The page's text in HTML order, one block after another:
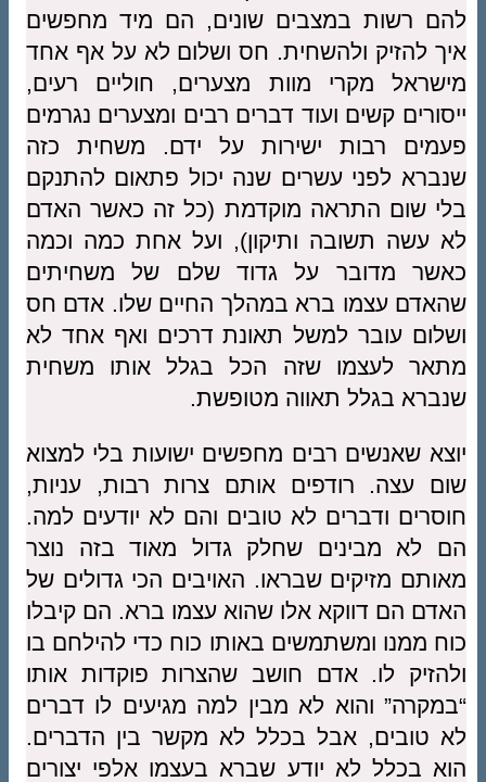
להם רשות במצבים שונים, הם מיד מחפשים
איך להזיק ולהשחית. חס ושלום לא על אף אחד
מישראל מקרי מוות מצערים, חוליים רעים,
ייסורים קשים ועוד דברים רבים ומצערים נגרמים
פעמים רבות ישירות על ידם. משחית כזה
שנברא לפני עשרים שנה יכול פתאום להתנקם
בלי שום התראה מוקדמת (כל זה כאשר האדם
לא עשה תשובה ותיקון), ועל אחת כמה וכמה
כאשר מדובר על גדוד שלם של משחיתים
שהאדם עצמו ברא במהלך החיים שלו. אדם חס
ושלום עובר למשל תאונת דרכים ואף אחד לא
מתאר לעצמו שזה הכל בגלל אותו משחית
שנברא בגלל תאווה מטופשת.
יוצא שאנשים רבים מחפשים ישועות בלי למצוא
שום עצה. רודפים אותם צרות רבות, עניות,
חוסרים ודברים לא טובים והם לא יודעים למה.
הם לא מבינים שחלק גדול מאוד בזה נוצר
מאותם מזיקים שבראו. האויבים הכי גדולים של
האדם הם דווקא אלו שהוא עצמו ברא. הם קיבלו
כוח ממנו ומשתמשים באותו כוח כדי להילחם בו
ולהזיק לו. אדם חושב שהצרות פוקדות אותו
“במקרה” והוא לא מבין למה מגיעים לו דברים
לא טובים, אבל בכלל לא מקשר בין הדברים.
הוא בכלל לא יודע שברא בעצמו אלפי יצורים